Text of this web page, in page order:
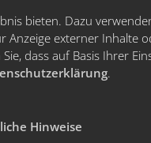
bieten. Dazu
externer Inhalte
dass auf Basis Ihrer
.
Hinweise